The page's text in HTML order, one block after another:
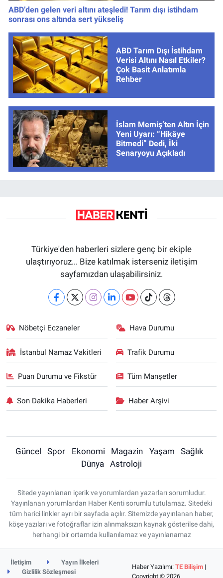
ABD’den gelen veri altını ateşledi! Tarım dışı istihdam
sonrası ons altında sert yükseliş
ABD Tarım Dışı İstihdam
Verisi Altını Nasıl Etkiler?
Çok Basit Anlatımla
Rehber
İslam Memiş’ten Altın İçin
Yeni Uyarı: “Hikâye
Bitmedi” Dedi, İki
Senaryoyu Açıkladı
Türkiye'den haberleri sizlere genç bir ekiple
ulaştırıyoruz... Bize katılmak isterseniz iletişim
sayfamızdan ulaşabilirsiniz.
Nöbetçi Eczaneler Hava Durumu
İstanbul Namaz Vakitleri Trafik Durumu
Puan Durumu ve Fikstür Tüm Manşetler
Son Dakika Haberleri Haber Arşivi
Güncel Spor Ekonomi Magazin Yaşam
Sağlık
Dünya
Astroloji
Sitede yayınlanan içerik ve yorumlardan yazarları sorumludur.
Yayınlanan yorumlardan Haber Kenti sorumlu tutulamaz. Sitedeki
tüm harici linkler ayrı bir sayfada açılır. Sitemizde yayınlanan haber,
köşe yazıları ve fotoğraflar izin alınmaksızın kaynak gösterilse dahi,
herhangi bir ortamda kullanılamaz ve yayınlanamaz
İletişim
Yayın İlkeleri
Gizlilik Sözleşmesi
Haber Yazılımı:TE Bilişim |
Copyright © 2026